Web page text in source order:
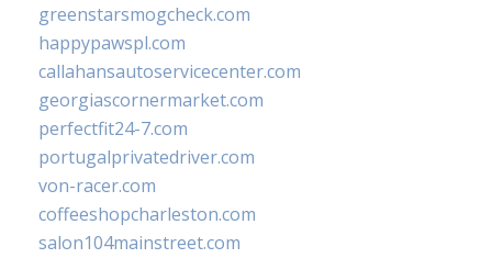
greenstarsmogcheck.com
happypawspl.com
callahansautoservicecenter.com
georgiascornermarket.com
perfectfit24-7.com
portugalprivatedriver.com
von-racer.com
coffeeshopcharleston.com
salon104mainstreet.com